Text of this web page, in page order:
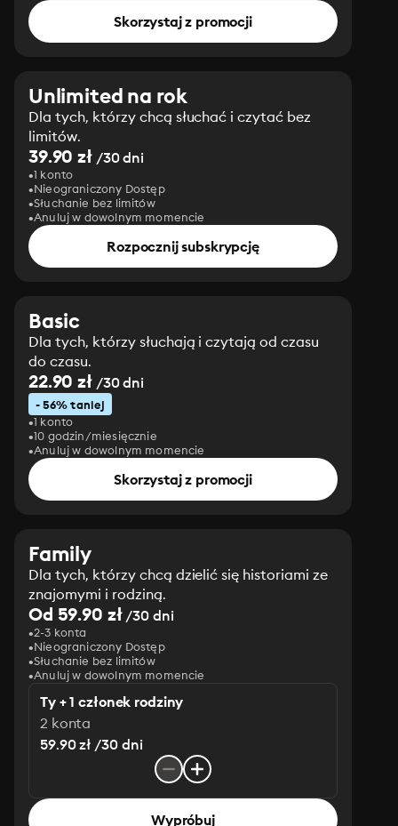
Skorzystaj z promocji
Unlimited na rok
Dla tych, którzy chcą słuchać i czytać bez
limitów.
39.90 zł/30 dni
1 konto
Nieograniczony Dostęp
Słuchanie bez limitów
Anuluj w dowolnym momencie
Rozpocznij subskrypcję
Basic
Dla tych, którzy słuchają i czytają od czasu
do czasu.
22.90 zł/30 dni
- 56% taniej
1 konto
10 godzin/miesięcznie
Anuluj w dowolnym momencie
Skorzystaj z promocji
Family
Dla tych, którzy chcą dzielić się historiami ze
znajomymi i rodziną.
Od 59.90 zł/30 dni
2-3 konta
Nieograniczony Dostęp
Słuchanie bez limitów
Anuluj w dowolnym momencie
Ty + 1 członek rodziny
2 konta
59.90 zł /30 dni
Wypróbuj